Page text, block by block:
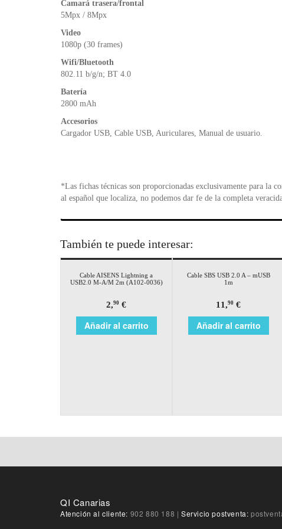
Camará trasera/frontal
5Mpx / 8Mpx
Video
1080p (30 frames)
Wifi/Bluetooth
802.11 b/g/n; BT 4.0
Batería
2800 mAh
Accesorios
Cargador USB, Cable USB, Auriculares, Manual de usuario.
*Las fichas técnicas son proporcionadas exclusivamente para la
al español que localiza, no podemos dar fe de la completa
También te puede interesar:
Cable AISENS Lightning a
USB2.0 M-A/M 2m (A102-0036)
2,90 €
Añadir al carrito
Cable SBS USB 2.0 A – mUSB
1m
11,90 €
Añadir al carrito
QI Canarias
Atención al cliente: 902 880 188 | Servicio postventa: